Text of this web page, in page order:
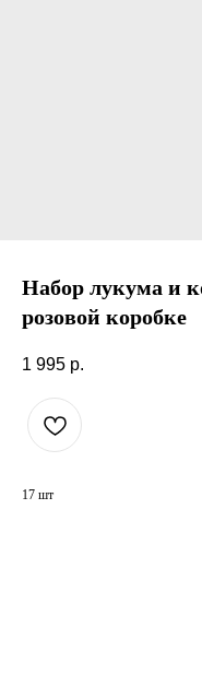
Набор лукума и
розовой коробке
1 995 р.
17 шт